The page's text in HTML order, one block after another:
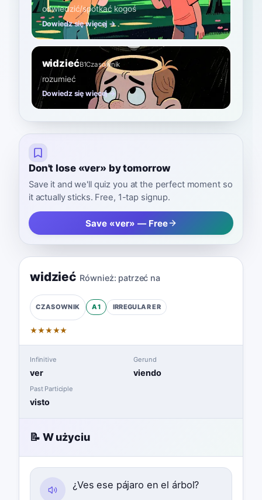
odwiedzić/spotkać kogoś
Dowiedz się więcej →
widziećB1Czasownik
rozumieć
Dowiedz się więcej →
Don't lose «ver» by tomorrow
Save it and we'll quiz you at the perfect moment so
it actually sticks. Free, 1-tap signup.
Save «ver» — Free
widzieć Również: patrzeć na
CZASOWNIK A1 IRREGULARER
★★★★★
Infinitive
ver
Gerund
viendo
Past Participle
visto
📝 W użyciu
¿Ves ese pájaro en el árbol?